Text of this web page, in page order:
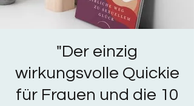
"Der einzig
wirkungsvolle Quickie
für Frauen und die 10